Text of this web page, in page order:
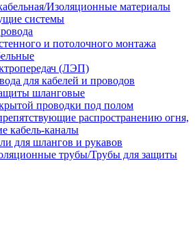
Изоляционные материалы
системы
и потолочного монтажа
(ЛЭП)
для кабелей и проводов
шланговые
проводки под полом
распространению огня,
кабель-каналы
для шлангов и рукавов
трубы/Трубы для защиты